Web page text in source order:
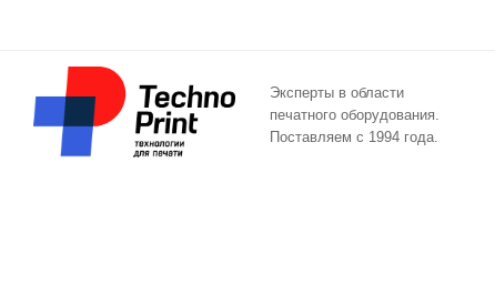
Эксперты в области
печатного оборудования.
Поставляем с 1994 года.